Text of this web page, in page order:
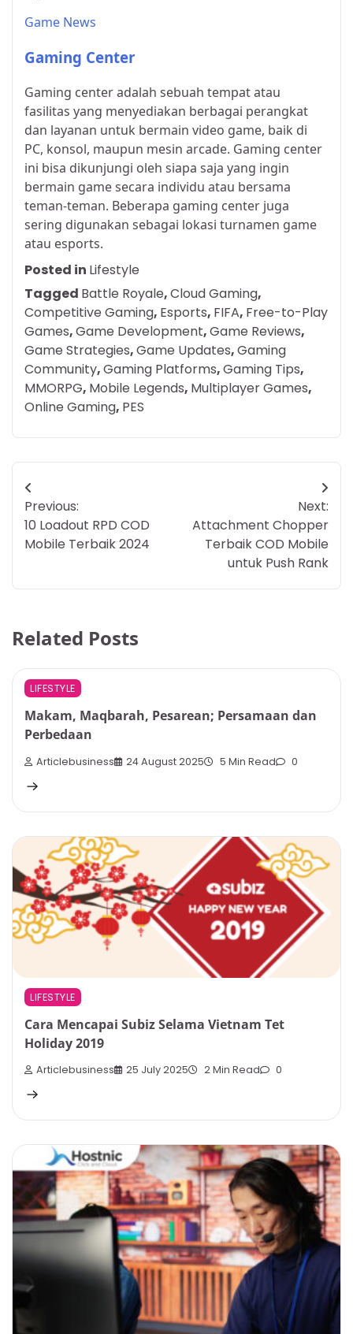
Game News
Gaming Center
Gaming center adalah sebuah tempat atau
fasilitas yang menyediakan berbagai perangkat
dan layanan untuk bermain video game, baik di
PC, konsol, maupun mesin arcade. Gaming center
ini bisa dikunjungi oleh siapa saja yang ingin
bermain game secara individu atau bersama
teman-teman. Beberapa gaming center juga
sering digunakan sebagai lokasi turnamen game
atau esports.
Posted in Lifestyle
Tagged Battle Royale,Cloud Gaming,
Competitive Gaming, Esports, FIFA, Free-to-Play
Games,Game Development,Game Reviews,
Game Strategies,Game Updates,Gaming
Community,Gaming Platforms,Gaming Tips,
MMORPG, Mobile Legends, Multiplayer Games,
Online Gaming, PES
Post
navigation
Previous:
10 Loadout RPD COD
Mobile Terbaik 2024
Next:
Attachment Chopper
Terbaik COD Mobile
untuk Push Rank
Related Posts
LIFESTYLE
Makam, Maqbarah, Pesarean; Persamaan dan
Perbedaan
Articlebusiness 24 August 2025 5 Min Read 0
LIFESTYLE
Cara Mencapai Subiz Selama Vietnam Tet
Holiday 2019
Articlebusiness 25 July 2025 2 Min Read 0